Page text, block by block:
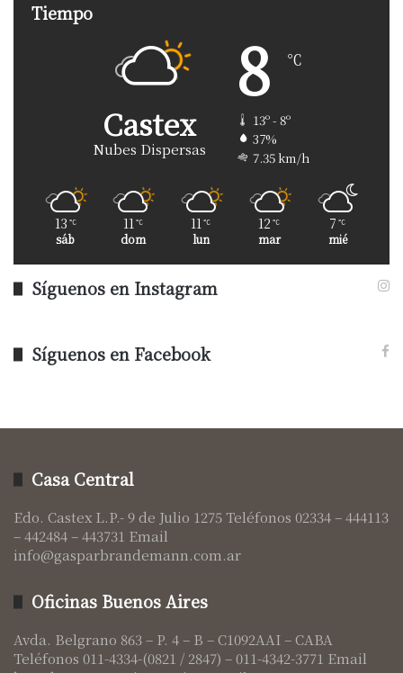
Tiempo
Castex
Nubes Dispersas
8 ℃
13º - 8º
37%
7.35 km/h
13 ℃
sáb
11 ℃
dom
11℃
lun
12 ℃
mar
7 ℃
mié
Síguenos en Instagram
Síguenos en Facebook
Casa Central
Edo. Castex L.P.- 9 de Julio 1275 Teléfonos 02334 – 444113
– 442484 – 443731 Email
info@gasparbrandemann.com.ar
Oficinas Buenos Aires
Avda. Belgrano 863 – P. 4 – B – C1092AAI – CABA
Teléfonos 011-4334-(0821 / 2847) – 011-4342-3771 Email